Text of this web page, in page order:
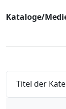
Kataloge/
Titel der